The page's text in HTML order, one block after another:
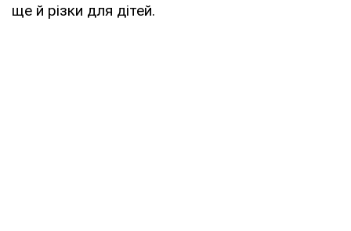
ще й різки для дітей.